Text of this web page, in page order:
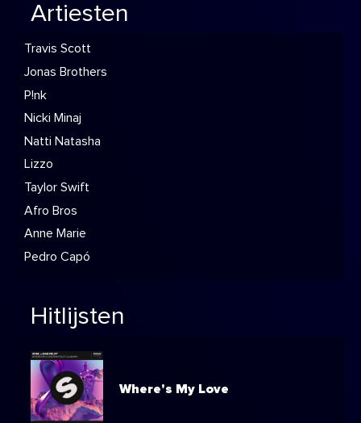
Artiesten
Travis Scott
Jonas Brothers
P!nk
Nicki Minaj
Natti Natasha
Lizzo
Taylor Swift
Afro Bros
Anne Marie
Pedro Capó
Hitlijsten
Where's My Love